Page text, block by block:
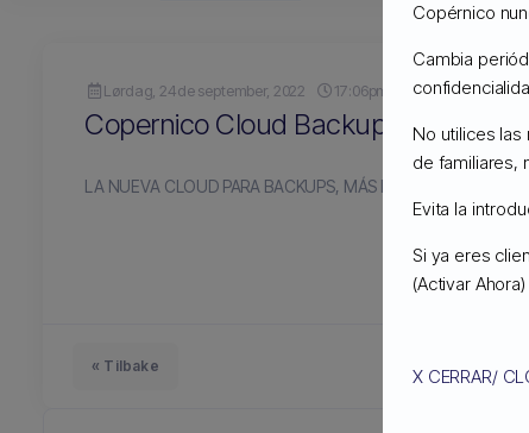
Lørdag, 24de september, 2022 17:06pm
Copernico Cloud Backups
LA NUEVA CLOUD PARA BACKUPS, MÁS ECONÓMICA QUE
« Tilbake
Copérnico
Cambia
No utilices las
de familiares,
Evita la
Si ya eres
(Activar Ahora)
X CERRAR/